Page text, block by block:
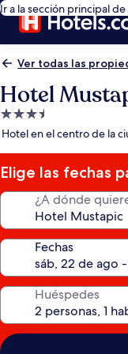
Ir a la sección principal
Ver todas las
Hotel
Propiedad
de
estrellas
Hotel en el centro de la
Elige las fechas
¿A dónde
Fechas
Huéspedes